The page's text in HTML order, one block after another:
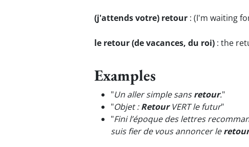
(j'attends votre) retour : (I'm waiting
le retour (de vacances, du roi) : the
Examples
"Un aller simple sansretour."
"Objet :RetourVERT le futur"
"Fini l’époque des lettres
suis fier de vous annoncer leretour